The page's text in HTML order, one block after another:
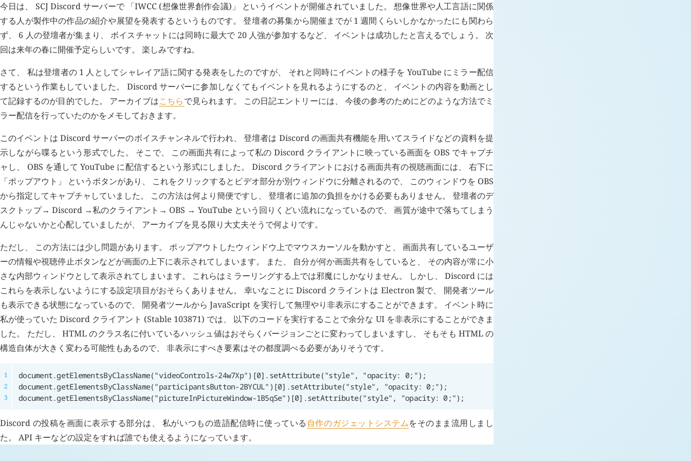
今日は、 SCJ Discord サーバーで 「IWCC (想像世界創作会議)」 というイベントが開催されていました。 想像世界や人工言語に関係
する人が製作中の作品の紹介や展望を発表するというものです。 登壇者の募集から開催までが 1 週間くらいしかなかったにも関わら
ず、 6 人の登壇者が集まり、 ボイスチャットには同時に最大で 20 人強が参加するなど、 イベントは成功したと言えるでしょう。 次
回は来年の春に開催予定らしいです。 楽しみですね。
さて、 私は登壇者の 1 人としてシャレイア語に関する発表をしたのですが、 それと同時にイベントの様子を YouTube にミラー配信
するという作業もしていました。 Discord サーバーに参加しなくてもイベントを見れるようにするのと、 イベントの内容を動画とし
て記録するのが目的でした。 アーカイブはこちらで見られます。 この日記エントリーには、 今後の参考のためにどのような方法でミ
ラー配信を行っていたのかをメモしておきます。
このイベントは Discord サーバーのボイスチャンネルで行われ、 登壇者は Discord の画面共有機能を用いてスライドなどの資料を提
示しながら喋るという形式でした。 そこで、 この画面共有によって私の Discord クライアントに映っている画面を OBS でキャプチ
ャし、 OBS を通して YouTube に配信するという形式にしました。 Discord クライアントにおける画面共有の視聴画面には、 右下に
「ポップアウト」 というボタンがあり、 これをクリックするとビデオ部分が別ウィンドウに分離されるので、 このウィンドウを OBS
から指定してキャプチャしていました。 この方法は何より簡便ですし、 登壇者に追加の負担をかける必要もありません。 登壇者のデ
スクトップ→ Discord →私のクライアント→ OBS → YouTube という回りくどい流れになっているので、 画質が途中で落ちてしまう
んじゃないかと心配していましたが、 アーカイブを見る限り大丈夫そうで何よりです。
ただし、 この方法には少し問題があります。 ポップアウトしたウィンドウ上でマウスカーソルを動かすと、 画面共有しているユーザ
ーの情報や視聴停止ボタンなどが画面の上下に表示されてしまいます。 また、 自分が何か画面共有をしていると、 その内容が常に小
さな内部ウィンドウとして表示されてしまいます。 これらはミラーリングする上では邪魔にしかなりません。 しかし、 Discord には
これらを表示しないようにする設定項目がおそらくありません。 幸いなことに Discord クライントは Electron 製で、 開発者ツール
も表示できる状態になっているので、 開発者ツールから JavaScript を実行して無理やり非表示にすることができます。 イベント時に
私が使っていた Discord クライアント (Stable 103871) では、 以下のコードを実行することで余分な UI を非表示にすることができま
した。 ただし、 HTML のクラス名に付いているハッシュ値はおそらくバージョンごとに変わってしまいますし、 そもそも HTML の
構造自体が大きく変わる可能性もあるので、 非表示にすべき要素はその都度調べる必要がありそうです。
document.getElementsByClassName("pictureInPictureWindow-1B5qSe")[0].setAttribute("style", "opacity: 0;");
Discord の投稿を画面に表示する部分は、 私がいつもの造語配信時に使っている 自作のガジェットシステムをそのまま流用しまし
た。 API キーなどの設定をすれば誰でも使えるようになっています。